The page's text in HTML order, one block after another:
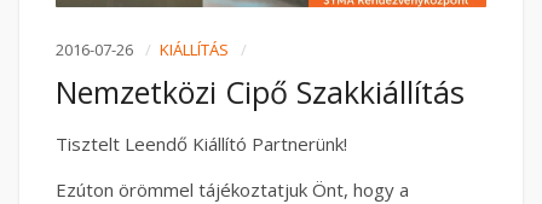
2016-07-26 KIÁLLÍTÁS
Nemzetközi Cipő Szakkiállítás
Tisztelt Leendő Kiállító Partnerünk!
Ezúton örömmel tájékoztatjuk Önt, hogy a